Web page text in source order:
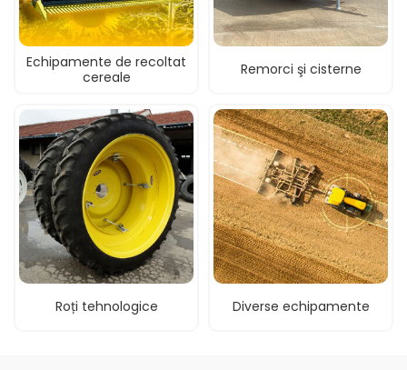
Echipamente de recoltat
cereale
Remorci şi cisterne
Roți tehnologice Diverse echipamente